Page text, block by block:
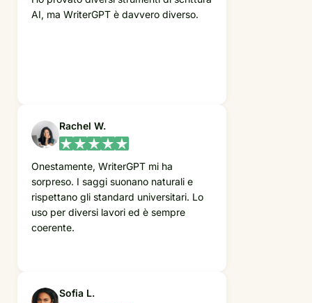
AI, ma WriterGPT è davvero diverso.
Rachel W.
Onestamente, WriterGPT mi ha
sorpreso. I saggi suonano naturali e
rispettano gli standard universitari. Lo
uso per diversi lavori ed è sempre
coerente.
Sofia L.